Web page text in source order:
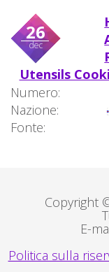
26
dec
Utensils
Numero:
Nazione:
Fonte:
Copyright
E-
Politica sulla